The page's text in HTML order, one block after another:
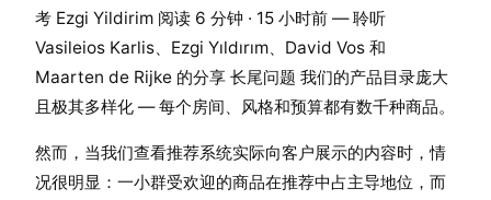
考 Ezgi Yildirim 阅读 6 分钟 · 15 小时前 — 聆听
Vasileios Karlis、Ezgi Yıldırım、David Vos 和
Maarten de Rijke 的分享 长尾问题 我们的产品目录庞大
且极其多样化 — 每个房间、风格和预算都有数千种商品。
然而，当我们查看推荐系统实际向客户展示的内容时，情
况很明显：一小群受欢迎的商品在推荐中占主导地位，而